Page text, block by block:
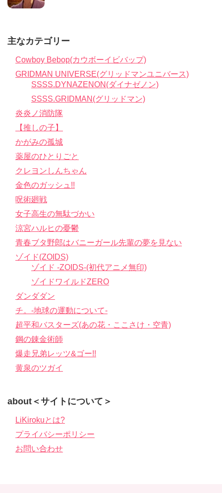
主なカテゴリー
Cowboy Bebop(カウボーイビバップ)
GRIDMAN UNIVERSE(グリッドマンユニバース)
SSSS.DYNAZENON(ダイナゼノン)
SSSS.GRIDMAN(グリッドマン)
炎炎ノ消防隊
【推しの子】
かがみの孤城
薬屋のひとりごと
クレヨンしんちゃん
金色のガッシュ!!
呪術廻戦
女子高生の無駄づかい
涼宮ハルヒの憂鬱
青春ブタ野郎はバニーガール先輩の夢を見ない
ゾイド(ZOIDS)
ゾイド -ZOIDS-(初代アニメ無印)
ゾイドワイルドZERO
ダンダダン
チ。-地球の運動について-
超平和バスターズ(あの花・ここさけ・空青)
鋼の錬金術師
爆走兄弟レッツ&ゴー!!
黄泉のツガイ
about＜サイトについて＞
LiKirokuとは?
プライバシーポリシー
お問い合わせ